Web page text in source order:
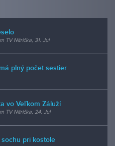
TV Nitrička, 31. Jul
plný počet sestier
vo Veľkom Záluží
TV Nitrička, 24. Jul
pri kostole